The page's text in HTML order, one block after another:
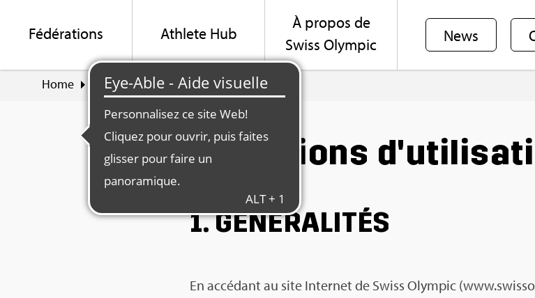
Fédé­ra­tions Ath­lete Hub
À pro­pos de
Swiss Olym­pic
News
Home Condi­tions d'uti­li­sa­tion
Condi­tions
1. GÉNÉ­RA­LI­TÉS
En accé­dant au site Inter­net de Swiss Olym­pic